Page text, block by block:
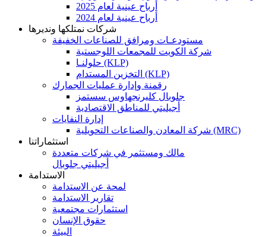
أرباح عينية لعام 2025
أرباح عينية لعام 2024
شركات نمتلكها ونديرها
مستودعـات ومرافق للصناعات الخفيفة
شركة الكويت للمجمعات اللوجستية
حلولنـا (KLP)
التخزين المستدام (KLP)
رقمنة وإدارة عمليات الجمارك
جلوبال كليرنجهاوس سستمز
أجيليتي للمناطق الاقتصادية
إدارة النفايات
شركة المعادن والصناعات التحويلية (MRC)
استثماراتنا
مالك ومستثمر في شركات متعددة
أجيليتي جلوبال
الاستدامة
لمحة عن الاستدامة
تقارير الاستدامة
استثمارات مجتمعية
حقوق الإنسان
البيئة